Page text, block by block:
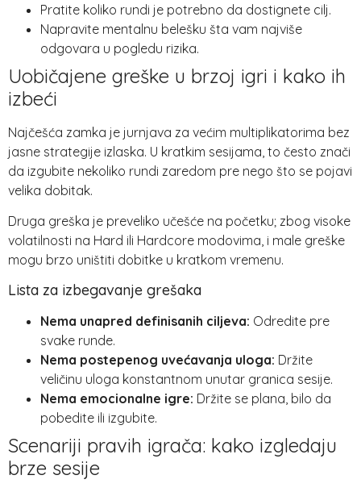
Pratite koliko rundi je potrebno da dostignete cilj.
Napravite mentalnu belešku šta vam najviše
odgovara u pogledu rizika.
Uobičajene greške u brzoj igri i kako ih
izbeći
Najčešća zamka je jurnjava za većim multiplikatorima bez
jasne strategije izlaska. U kratkim sesijama, to često znači
da izgubite nekoliko rundi zaredom pre nego što se pojavi
velika dobitak.
Druga greška je preveliko učešće na početku; zbog visoke
volatilnosti na Hard ili Hardcore modovima, i male greške
mogu brzo uništiti dobitke u kratkom vremenu.
Lista za izbegavanje grešaka
Nema unapred definisanih ciljeva: Odredite pre
svake runde.
Nema postepenog uvećavanja uloga: Držite
veličinu uloga konstantnom unutar granica sesije.
Nema emocionalne igre: Držite se plana, bilo da
pobedite ili izgubite.
Scenariji pravih igrača: kako izgledaju
brze sesije